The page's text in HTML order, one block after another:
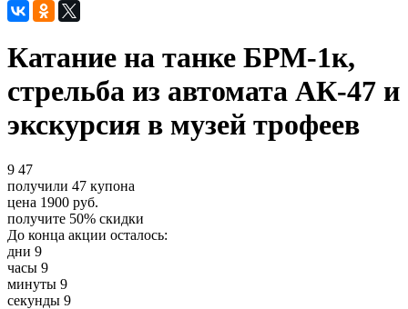
Катание на танке БРМ-1к,
стрельба из автомата АК-47 и
экскурсия в музей трофеев
9 47
получили 47 купона
цена 1900 руб.
получите 50% скидки
До конца акции осталось:
дни 9
часы 9
минуты 9
секунды 9